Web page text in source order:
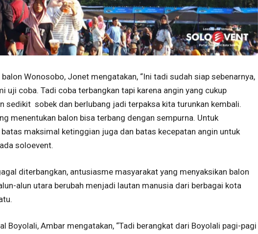
Wonosobo, Jonet mengatakan, “Ini tadi sudah siap sebenarnya,
uji coba. Tadi coba terbangkan tapi karena angin yang cukup
sedikit sobek dan berlubang jadi terpaksa kita turunkan kembali.
menentukan balon bisa terbang dengan sempurna. Untuk
maksimal ketinggian juga dan batas kecepatan angin untuk
soloevent.
diterbangkan, antusiasme masyarakat yang menyaksikan balon
alun utara berubah menjadi lautan manusia dari berbagai kota
Boyolali, Ambar mengatakan, “Tadi berangkat dari Boyolali pagi-pagi